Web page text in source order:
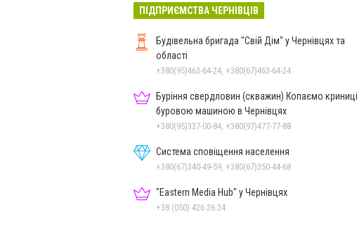
ПІДПРИЄМСТВА ЧЕРНІВЦІВ
Будівельна бригада "Свій Дім" у Чернівцях та
області
+380(95)463-64-24, +380(67)463-64-24
Буріння свердловин (скважин) Копаємо криниці
буровою машиною в Чернівцях
+380(95)337-00-84, +380(97)477-77-88
Система сповіщення населення
+380(67)340-49-59, +380(67)350-44-68
"Eastern Media Hub" у Чернівцях
+38 (050) 426 26 24